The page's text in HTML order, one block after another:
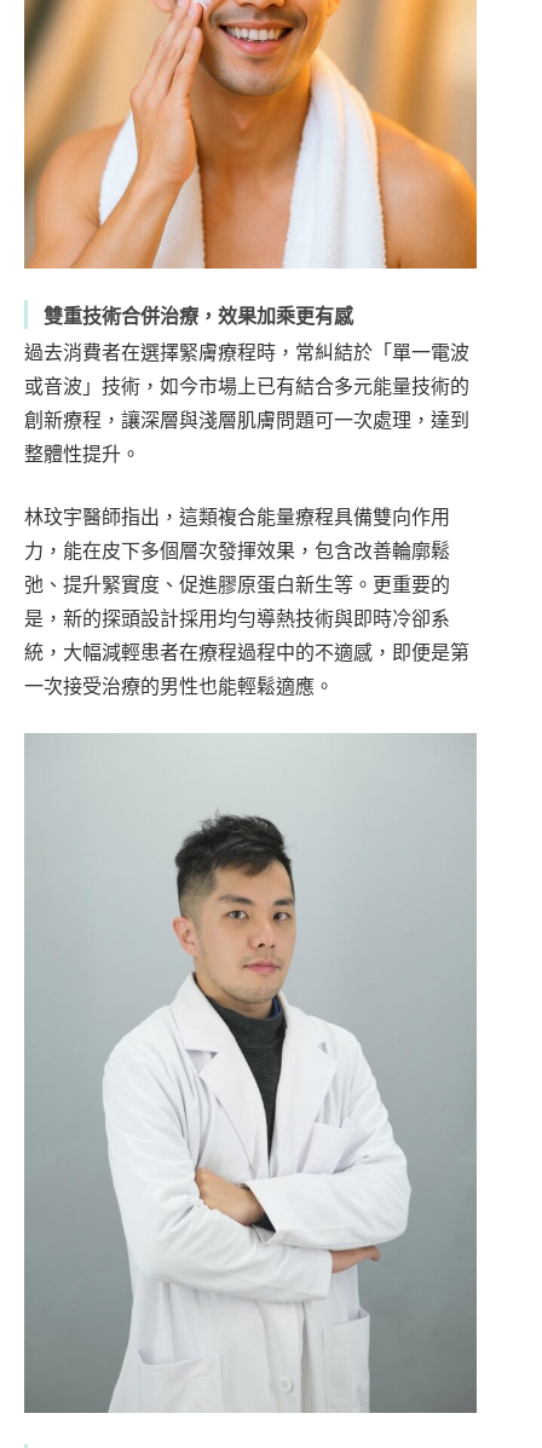
雙重技術合併治療，效果加乘更有感
過去消費者在選擇緊膚療程時，常糾結於「單一電波
或音波」技術，如今市場上已有結合多元能量技術的
創新療程，讓深層與淺層肌膚問題可一次處理，達到
整體性提升。
林玟宇醫師指出，這類複合能量療程具備雙向作用
力，能在皮下多個層次發揮效果，包含改善輪廓鬆
弛、提升緊實度、促進膠原蛋白新生等。更重要的
是，新的探頭設計採用均勻導熱技術與即時冷卻系
統，大幅減輕患者在療程過程中的不適感，即便是第
一次接受治療的男性也能輕鬆適應。